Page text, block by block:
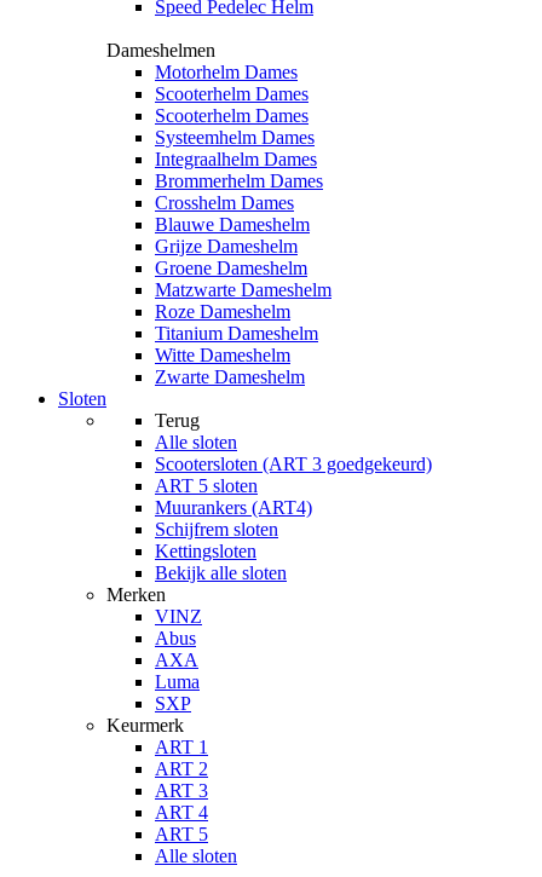
Speed Pedelec Helm
Dameshelmen
Motorhelm Dames
Scooterhelm Dames
Scooterhelm Dames
Systeemhelm Dames
Integraalhelm Dames
Brommerhelm Dames
Crosshelm Dames
Blauwe Dameshelm
Grijze Dameshelm
Groene Dameshelm
Matzwarte Dameshelm
Roze Dameshelm
Titanium Dameshelm
Witte Dameshelm
Zwarte Dameshelm
Sloten
Terug
Alle sloten
Scootersloten (ART 3 goedgekeurd)
ART 5 sloten
Muurankers (ART4)
Schijfrem sloten
Kettingsloten
Bekijk alle sloten
Merken
VINZ
Abus
AXA
Luma
SXP
Keurmerk
ART 1
ART 2
ART 3
ART 4
ART 5
Alle sloten